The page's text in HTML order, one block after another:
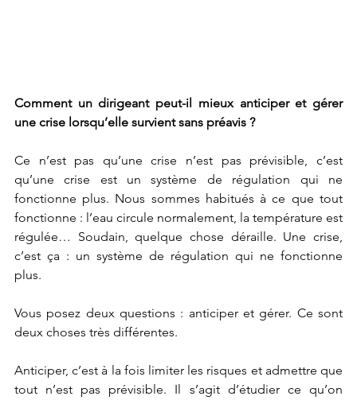
Comment un dirigeant peut-il mieux anticiper et gérer
une crise lorsqu’elle survient sans préavis ?
Ce n’est pas qu’une crise n’est pas prévisible, c’est
qu’une crise est un système de régulation qui ne
fonctionne plus. Nous sommes habitués à ce que tout
fonctionne : l’eau circule normalement, la température est
régulée… Soudain, quelque chose déraille. Une crise,
c’est ça : un système de régulation qui ne fonctionne
plus.
Vous posez deux questions : anticiper et gérer. Ce sont
deux choses très différentes.
Anticiper, c’est à la fois limiter les risques et admettre que
tout n’est pas prévisible. Il s’agit d’étudier ce qu’on